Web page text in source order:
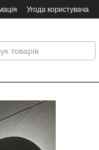
Угода користувача